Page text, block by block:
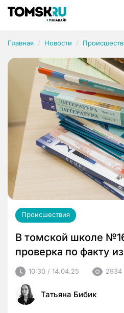
Главная Новости
Происшествия
В томской школе
проверка по факту
10:30 / 14.04.25 2934
Татьяна Бибик